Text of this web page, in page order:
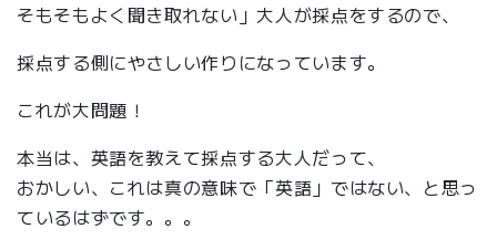
そもそもよく聞き取れない」大人が採点をするので、
採点する側にやさしい作りになっています。
これが大問題！
本当は、英語を教えて採点する大人だって、
おかしい、これは真の意味で「英語」ではない、と思っ
ているはずです。。。